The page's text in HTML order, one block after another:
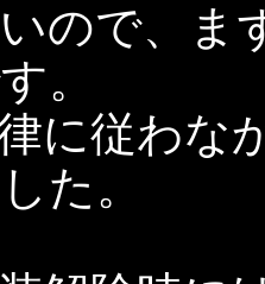
ので、ま
。
に従わな
た。